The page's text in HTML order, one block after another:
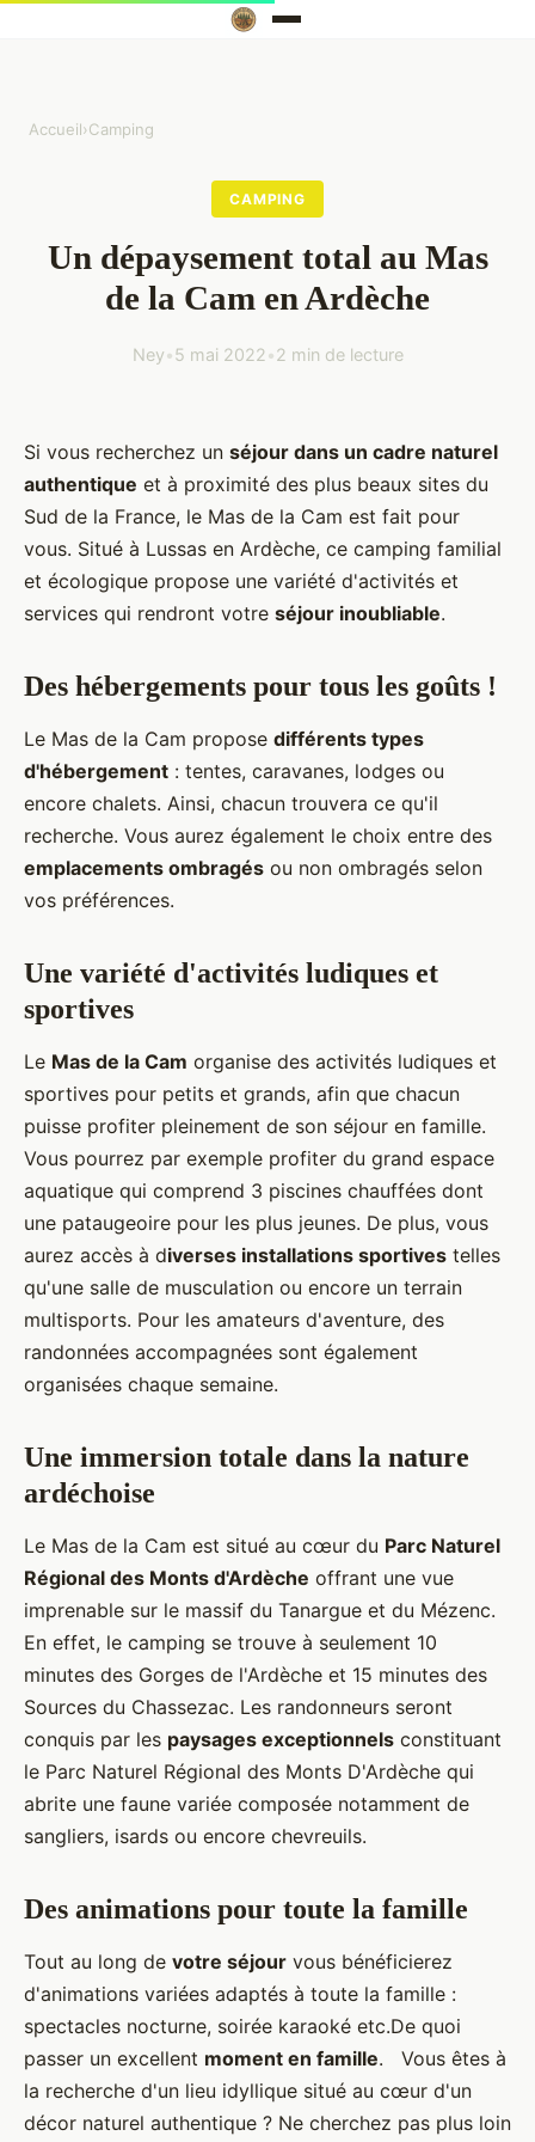
Accueil›Camping
CAMPING
Un dépaysement total au Mas
de la Cam en Ardèche
Ney•5 mai 2022•2 min de lecture
Si vous recherchez un séjour dans un cadre naturel
authentique et à proximité des plus beaux sites du
Sud de la France, le Mas de la Cam est fait pour
vous. Situé à Lussas en Ardèche, ce camping familial
et écologique propose une variété d'activités et
services qui rendront votre séjour inoubliable.
Des hébergements pour tous les goûts !
Le Mas de la Cam propose différents types
d'hébergement : tentes, caravanes, lodges ou
encore chalets. Ainsi, chacun trouvera ce qu'il
recherche. Vous aurez également le choix entre des
emplacements ombragés ou non ombragés selon
vos préférences.
Une variété d'activités ludiques et
sportives
Le Mas de la Cam organise des activités ludiques et
sportives pour petits et grands, afin que chacun
puisse profiter pleinement de son séjour en famille.
Vous pourrez par exemple profiter du grand espace
aquatique qui comprend 3 piscines chauffées dont
une pataugeoire pour les plus jeunes. De plus, vous
aurez accès à diverses installations sportives telles
qu'une salle de musculation ou encore un terrain
multisports. Pour les amateurs d'aventure, des
randonnées accompagnées sont également
organisées chaque semaine.
Une immersion totale dans la nature
ardéchoise
Le Mas de la Cam est situé au cœur du Parc Naturel
Régional des Monts d'Ardèche offrant une vue
imprenable sur le massif du Tanargue et du Mézenc.
En effet, le camping se trouve à seulement 10
minutes des Gorges de l'Ardèche et 15 minutes des
Sources du Chassezac. Les randonneurs seront
conquis par les paysages exceptionnels constituant
le Parc Naturel Régional des Monts D'Ardèche qui
abrite une faune variée composée notamment de
sangliers, isards ou encore chevreuils.
Des animations pour toute la famille
Tout au long de votre séjour vous bénéficierez
d'animations variées adaptés à toute la famille :
spectacles nocturne, soirée karaoké etc.De quoi
passer un excellent moment en famille. Vous êtes à
la recherche d'un lieu idyllique situé au cœur d'un
décor naturel authentique ? Ne cherchez pas plus loin